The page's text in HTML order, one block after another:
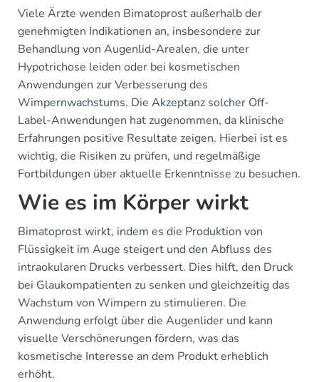
Viele Ärzte wenden Bimatoprost außerhalb der
genehmigten Indikationen an, insbesondere zur
Behandlung von Augenlid-Arealen, die unter
Hypotrichose leiden oder bei kosmetischen
Anwendungen zur Verbesserung des
Wimpernwachstums. Die Akzeptanz solcher Off-
Label-Anwendungen hat zugenommen, da klinische
Erfahrungen positive Resultate zeigen. Hierbei ist es
wichtig, die Risiken zu prüfen, und regelmäßige
Fortbildungen über aktuelle Erkenntnisse zu besuchen.
Wie es im Körper wirkt
Bimatoprost wirkt, indem es die Produktion von
Flüssigkeit im Auge steigert und den Abfluss des
intraokularen Drucks verbessert. Dies hilft, den Druck
bei Glaukompatienten zu senken und gleichzeitig das
Wachstum von Wimpern zu stimulieren. Die
Anwendung erfolgt über die Augenlider und kann
visuelle Verschönerungen fördern, was das
kosmetische Interesse an dem Produkt erheblich
erhöht.